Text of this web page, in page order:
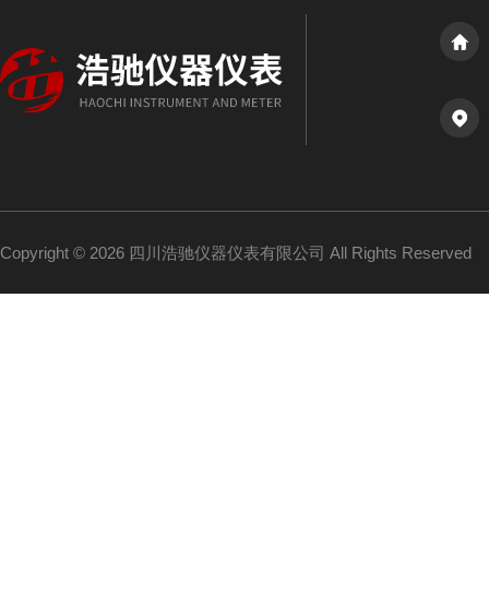
Copyright © 2026 四川浩驰仪器仪表有限公司 All Rights Reserved